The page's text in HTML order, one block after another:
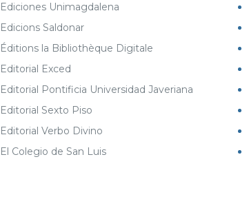
Ediciones Unimagdalena
Edicions Saldonar
Éditions la Bibliothèque Digitale
Editorial Exced
Editorial Pontificia Universidad Javeriana
Editorial Sexto Piso
Editorial Verbo Divino
El Colegio de San Luis